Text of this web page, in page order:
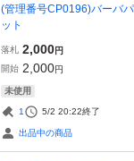
(管理番号CP0196)バーバ
ット
落札 2,000円
開始 2,000円
未使用
1 5/2 20:22終了
出品中の商品